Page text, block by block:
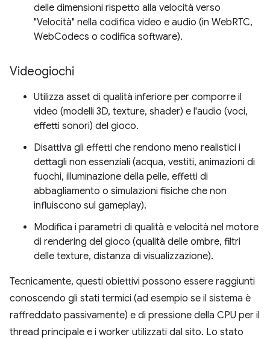
delle dimensioni rispetto alla velocità verso
"Velocità" nella codifica video e audio (in WebRTC,
WebCodecs o codifica software).
Videogiochi
Utilizza asset di qualità inferiore per comporre il
video (modelli 3D, texture, shader) e l'audio (voci,
effetti sonori) del gioco.
Disattiva gli effetti che rendono meno realistici i
dettagli non essenziali (acqua, vestiti, animazioni di
fuochi, illuminazione della pelle, effetti di
abbagliamento o simulazioni fisiche che non
influiscono sul gameplay).
Modifica i parametri di qualità e velocità nel motore
di rendering del gioco (qualità delle ombre, filtri
delle texture, distanza di visualizzazione).
Tecnicamente, questi obiettivi possono essere raggiunti
conoscendo gli stati termici (ad esempio se il sistema è
raffreddato passivamente) e di pressione della CPU per il
thread principale e i worker utilizzati dal sito. Lo stato